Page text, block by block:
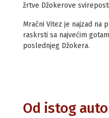
žrtve Džokerove
Mračni Vitez je najzad na
raskrsti sa najvećim
poslednjeg Džokera.
Od istog